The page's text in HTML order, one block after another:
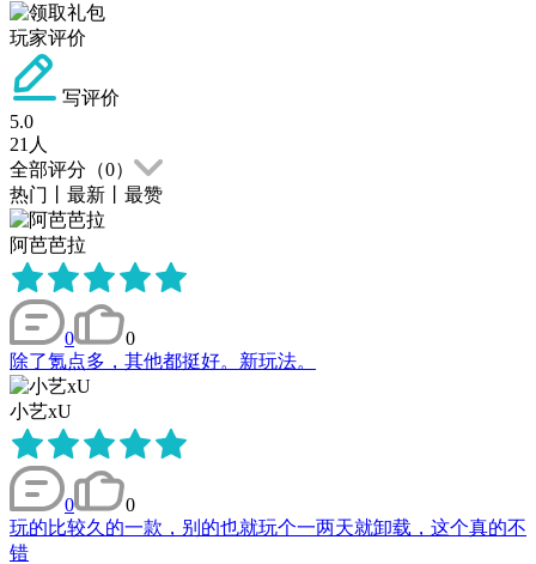
玩家评价
写评价
5.0
21 人
全部评分（0）
热门
最新 最赞
阿芭芭拉
0
0
除了氪点多，其他都挺好。新玩法。
小艺xU
0
0
玩的比较久的一款，别的也就玩个一两天就卸载，这个真的不
错